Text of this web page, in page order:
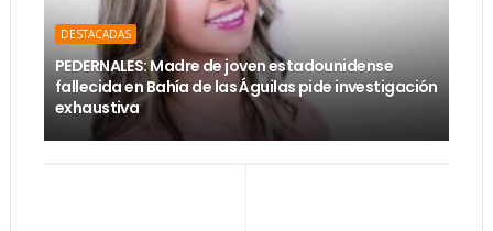
DESTACADAS
PEDERNALES: Madre de joven estadounidense
fallecida en Bahía de las Águilas pide investigación
exhaustiva